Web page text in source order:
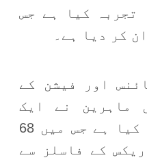
تجربہ کیا ہے جس
کر دیا ہے۔
اور فیشن کے
ماہرین نے ایک
ایسا ہینڈ بیگ تیار کیا ہے جس میں 68
کے فاسلز سے